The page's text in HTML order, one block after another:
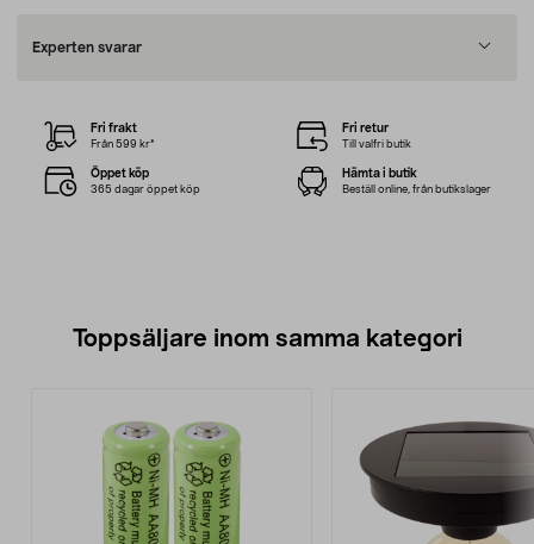
Experten svarar
Fri frakt
Från 599 kr*
Fri retur
Till valfri butik
Öppet köp
365 dagar öppet köp
Hämta i butik
Beställ online, från butikslager
Toppsäljare inom samma kategori